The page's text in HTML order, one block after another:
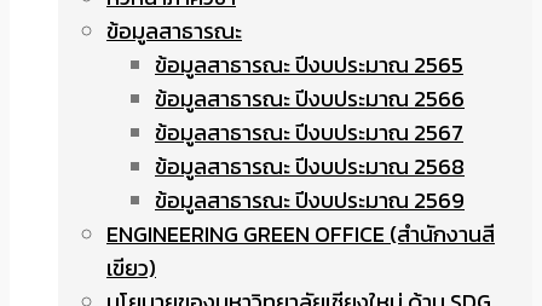
ข้อมูลสาธารณะ
ข้อมูลสาธารณะ ปีงบประมาณ 2565
ข้อมูลสาธารณะ ปีงบประมาณ 2566
ข้อมูลสาธารณะ ปีงบประมาณ 2567
ข้อมูลสาธารณะ ปีงบประมาณ 2568
ข้อมูลสาธารณะ ปีงบประมาณ 2569
ENGINEERING GREEN OFFICE (สำนักงานสี
เขียว)